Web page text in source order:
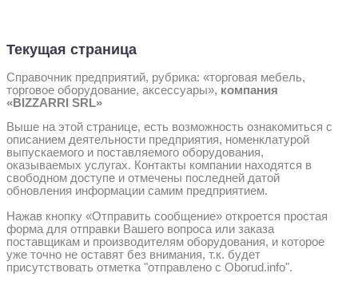
Текущая страница
Справочник предприятий, рубрика: «торговая мебель,
торговое оборудование, аксессуары», компания
«BIZZARRI SRL»
Выше на этой странице, есть возможность ознакомиться с
описанием деятельности предприятия, номенклатурой
выпускаемого и поставляемого оборудования,
оказываемых услугах. Контакты компании находятся в
свободном доступе и отмечены последней датой
обновления информации самим предприятием.
Нажав кнопку «Отправить сообщение» откроется простая
форма для отправки Вашего вопроса или заказа
поставщикам и производителям оборудования, и которое
уже точно не оставят без внимания, т.к. будет
присутствовать отметка "отправлено с Oborud.info".